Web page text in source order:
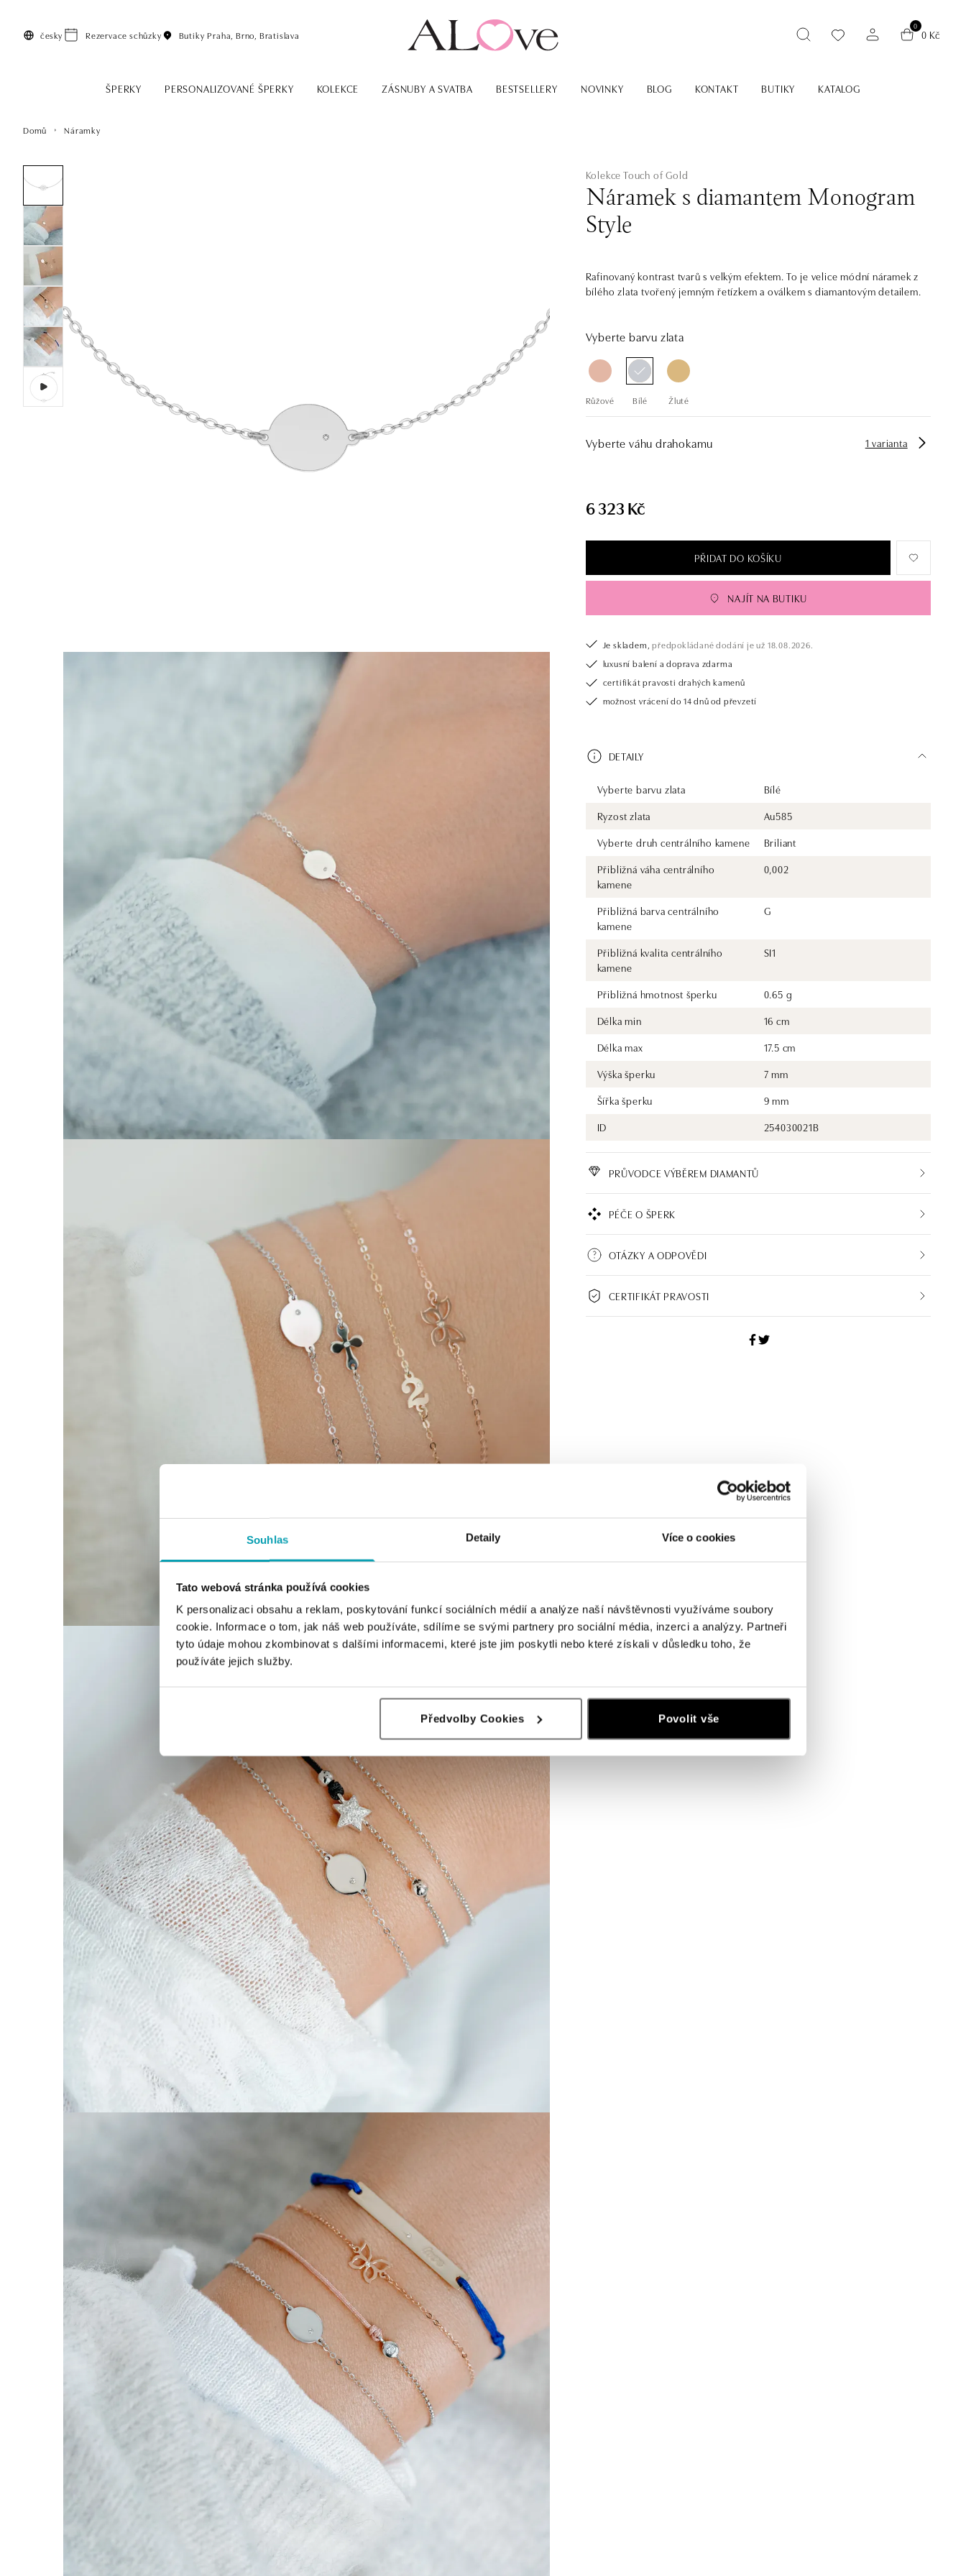
Souhlas Detaily Více o cookies
Tato webová stránka používá cookies
K personalizaci obsahu a reklam, poskytování funkcí sociálních médií a analýze naší návštěvnosti využíváme soubory
cookie. Informace o tom, jak náš web používáte, sdílíme se svými partnery pro sociální média, inzerci a analýzy. Partneři
tyto údaje mohou zkombinovat s dalšími informacemi, které jste jim poskytli nebo které získali v důsledku toho, že
používáte jejich služby.
Předvolby Cookies Povolit vše
česky Rezervace schůzky Butiky Praha, Brno, Bratislava
0
0 Kč
ŠPERKY PERSONALIZOVANÉ ŠPERKY KOLEKCE ZÁSNUBY A SVATBA BESTSELLERY NOVINKY BLOG KONTAKT BUTIKY KATALOG
Domů Náramky
Kolekce Touch of Gold
Náramek s diamantem Monogram
Style
Rafinovaný kontrast tvarů s velkým efektem. To je velice módní náramek z
bílého zlata tvořený jemným řetízkem a oválkem s diamantovým detailem.
Vyberte barvu zlata
Růžové Bílé Žluté
Vyberte váhu drahokamu 1 varianta
6 323 Kč
PŘIDAT DO KOŠÍKU
NAJÍT NA BUTIKU
Je skladem, předpokládané dodání je už 18.08.2026.
luxusní balení a doprava zdarma
certifikát pravosti drahých kamenů
možnost vrácení do 14 dnů od převzetí
DETAILY
Vyberte barvu zlata
Bílé
Ryzost zlata
Au585
Vyberte druh centrálního kamene
Briliant
Přibližná váha centrálního
kamene
0,002
Přibližná barva centrálního
kamene
G
Přibližná kvalita centrálního
kamene
SI1
Přibližná hmotnost šperku
0.65 g
Délka min
16 cm
Délka max
17.5 cm
Výška šperku
7 mm
Šířka šperku
9 mm
ID
254030021B
PRŮVODCE VÝBĚREM DIAMANTŮ
PÉČE O ŠPERK
OTÁZKY A ODPOVĚDI
CERTIFIKÁT PRAVOSTI